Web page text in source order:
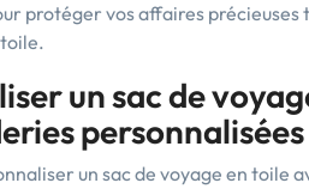
protéger vos affaires
un sac de
personnalisées
un sac de voyage en toile